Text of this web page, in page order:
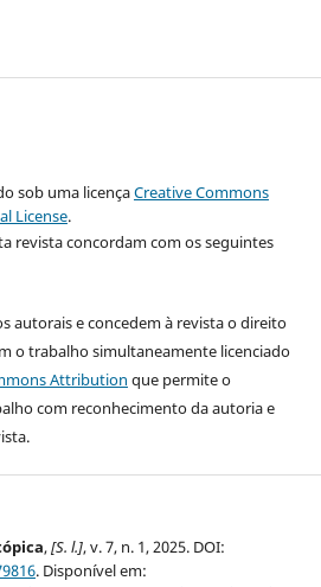
sob uma licençaCreative Commons
License.
revista concordam com os seguintes
autorais e concedem à revista o direito
o trabalho simultaneamente licenciado
Attribution que permite o
com reconhecimento da autoria e
,[S. l.], v. 7, n. 1, 2025. DOI:
. Disponível em: